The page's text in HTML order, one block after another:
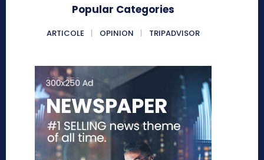
Popular Categories
ARTICOLE OPINION TRIPADVISOR